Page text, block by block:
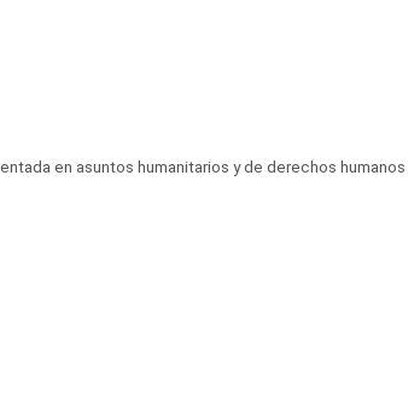
en asuntos humanitarios y de derechos humanos